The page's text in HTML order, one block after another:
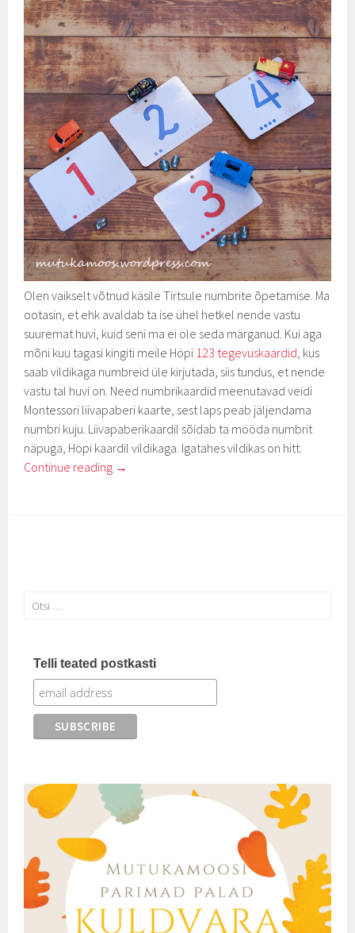
Olen vaikselt võtnud käsile Tirtsule numbrite õpetamise. Ma
ootasin, et ehk avaldab ta ise ühel hetkel nende vastu
suuremat huvi, kuid seni ma ei ole seda märganud. Kui aga
mõni kuu tagasi kingiti meile Höpi 123 tegevuskaardid , kus
saab vildikaga numbreid üle kirjutada, siis tundus, et nende
vastu tal huvi on. Need numbrikaardid meenutavad veidi
Montessori liivapaberi kaarte, sest laps peab jäljendama
numbri kuju. Liivapaberikaardil sõidab ta mööda numbrit
näpuga, Höpi kaardil vildikaga. Igatahes vildikas on hitt.
Continue reading →
Otsi:
Telli teated postkasti